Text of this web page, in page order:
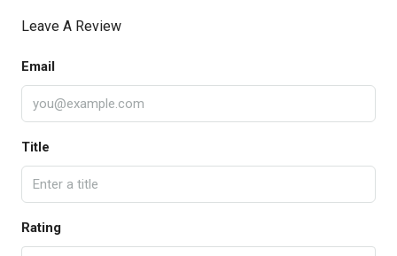
Leave A Review
Email
Title
Rating